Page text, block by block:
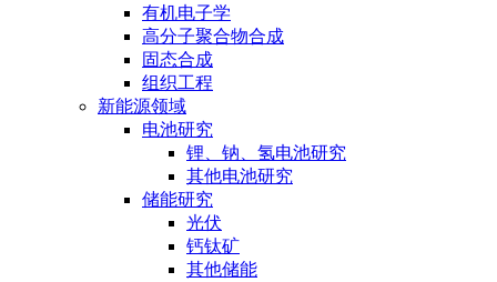
有机电子学
高分子聚合物合成
固态合成
组织工程
新能源领域
电池研究
锂、钠、氢电池研究
其他电池研究
储能研究
光伏
钙钛矿
其他储能